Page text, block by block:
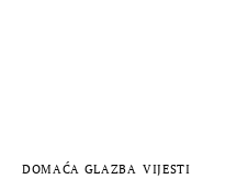
DOMAĆA GLAZBA VIJESTI